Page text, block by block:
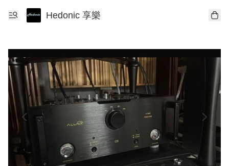
Hedonic 享樂